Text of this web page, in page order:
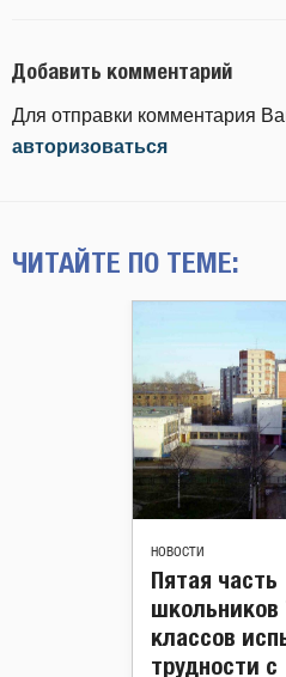
Добавить комментарий
Для отправки комментария
авторизоваться
ЧИТАЙТЕ ПО ТЕМЕ:
НОВОСТИ
Пятая часть
школьников
классов
трудности с